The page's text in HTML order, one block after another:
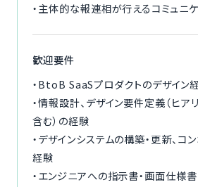
・主体的な報連相が行えるコミュニ
歓迎要件
・BtoB SaaSプロダクトのデザイン
・情報設計、デザイン要件定義（ヒア
含む）の経験
・デザインシステムの構築・更新、コ
経験
・エンジニアへの指示書・画面仕様